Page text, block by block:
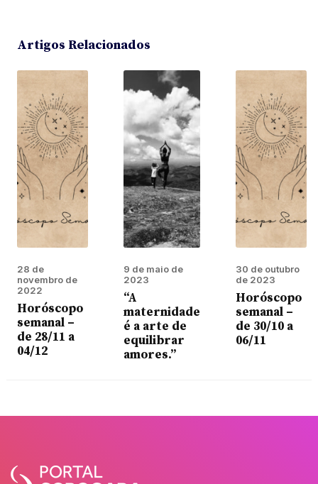
Artigos Relacionados
28 de
novembro de
2022
Horóscopo
semanal –
de 28/11 a
04/12
9 de maio de
2023
“A
maternidade
é a arte de
equilibrar
amores.”
30 de outubro
de 2023
Horóscopo
semanal –
de 30/10 a
06/11